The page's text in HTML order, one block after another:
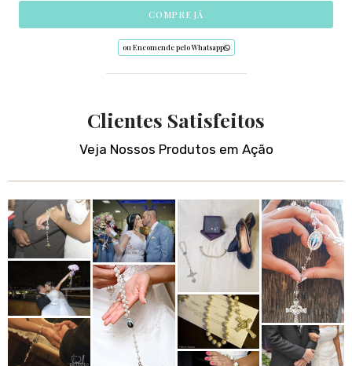
COMPRE JÁ
ou Encomende pelo Whatsapp
Clientes Satisfeitos
Veja Nossos Produtos em Ação